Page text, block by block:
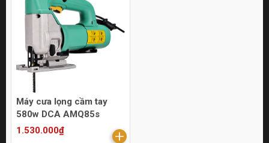
Máy cưa lọng cầm tay
580w DCA AMQ85s
1.530.000₫